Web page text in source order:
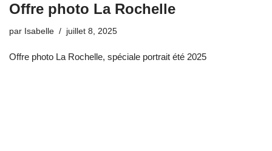
Offre photo La Rochelle
par Isabelle juillet 8, 2025
Offre photo La Rochelle, spéciale portrait été 2025